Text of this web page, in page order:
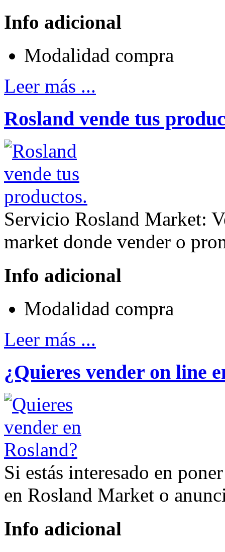
Info adicional
Modalidad compra
Leer más ...
Rosland vende tus
Servicio Rosland Market:
market donde vender o
Info adicional
Modalidad compra
Leer más ...
¿Quieres vender on line
Si estás interesado en
en Rosland Market o
Info adicional